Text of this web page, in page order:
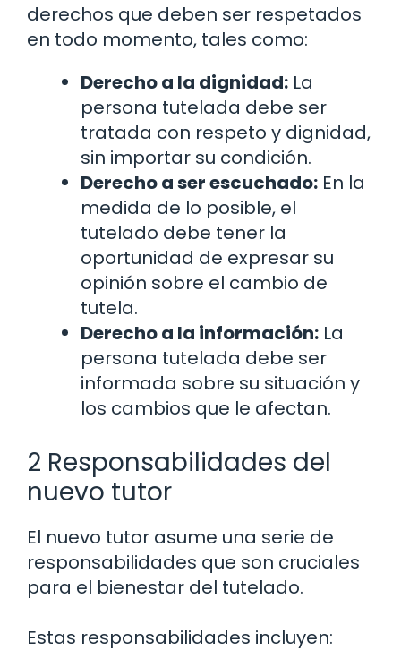
derechos que deben ser respetados
en todo momento, tales como:
Derecho a la dignidad: La
persona tutelada debe ser
tratada con respeto y dignidad,
sin importar su condición.
Derecho a ser escuchado: En la
medida de lo posible, el
tutelado debe tener la
oportunidad de expresar su
opinión sobre el cambio de
tutela.
Derecho a la información: La
persona tutelada debe ser
informada sobre su situación y
los cambios que le afectan.
2 Responsabilidades del
nuevo tutor
El nuevo tutor asume una serie de
responsabilidades que son cruciales
para el bienestar del tutelado.
Estas responsabilidades incluyen: